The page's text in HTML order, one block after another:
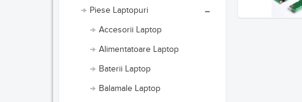
Piese Laptopuri
Accesorii Laptop
Alimentatoare Laptop
Baterii Laptop
Balamale Laptop